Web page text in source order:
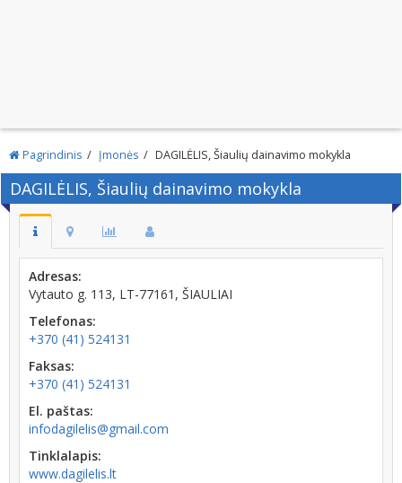
Pagrindinis Įmonės DAGILĖLIS, Šiaulių dainavimo mokykla
DAGILĖLIS, Šiaulių dainavimo mokykla
Adresas:
Vytauto g. 113, LT-77161, ŠIAULIAI
Telefonas:
+370 (41) 524131
Faksas:
+370 (41) 524131
El. paštas:
infodagilelis@gmail.com
Tinklalapis:
www.dagilelis.lt